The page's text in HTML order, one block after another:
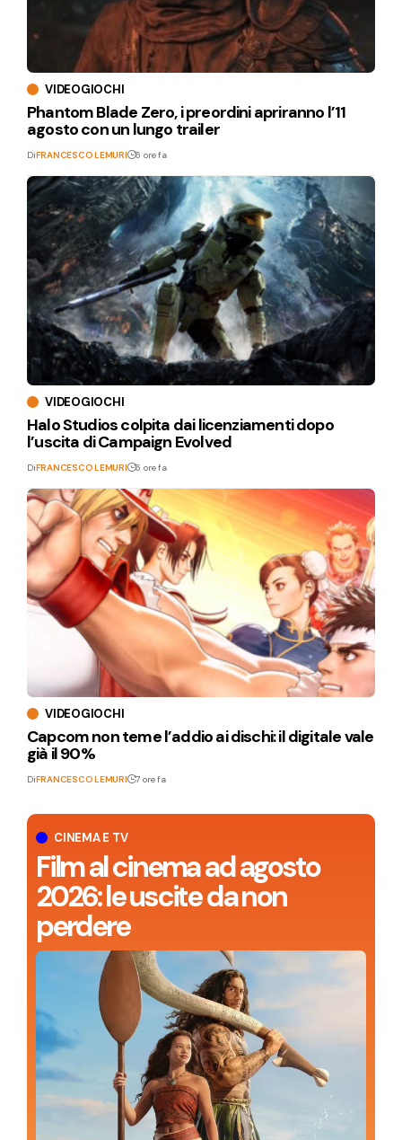
CINEMA E TV
Film al cinema ad agosto
2026: le uscite da non
perdere
VIDEOGIOCHI
Phantom Blade Zero, i preordini apriranno l’11
agosto con un lungo trailer
DiFRANCESCO LEMURI 6 ore fa
VIDEOGIOCHI
Halo Studios colpita dai licenziamenti dopo
l’uscita di Campaign Evolved
DiFRANCESCO LEMURI 6 ore fa
VIDEOGIOCHI
Capcom non teme l’addio ai dischi: il digitale vale
già il 90%
DiFRANCESCO LEMURI 7 ore fa